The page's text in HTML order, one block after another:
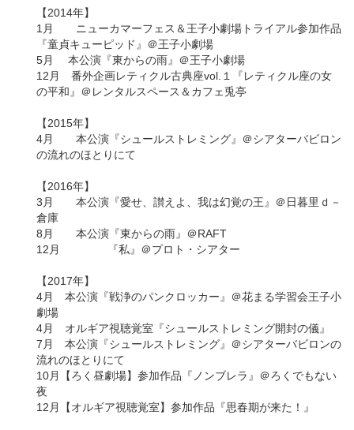
【2014年】
1月 ニューカマーフェス＆王子小劇場トライアル参加作品
『童貞キューピッド』＠王子小劇場
5月 本公演『東からの雨』＠王子小劇場
12月 番外企画レティクル古典座vol.１『レティクル座の女
の平和』＠レンタルスペース＆カフェ兎亭
【2015年】
4月 本公演『シュールストレミング』＠シアターバビロン
の流れのほとりにて
【2016年】
3月 本公演『愛せ、讃えよ、我は幻覚の王』＠日暮里ｄ－
倉庫
8月 本公演『東からの雨』＠RAFT
12月 『私』＠プロト・シアター
【2017年】
4月 本公演『戦浄のパンクロッカー』＠花まる学習会王子小
劇場
4月 オルギア視聴覚室『シュールストレミング開封の儀』
7月 本公演『シュールストレミング』＠シアターバビロンの
流れのほとりにて
10月【ろく昼劇場】参加作品『ノンブレラ』＠ろくでもない
夜
12月【オルギア視聴覚室】参加作品『思春期が来た！』